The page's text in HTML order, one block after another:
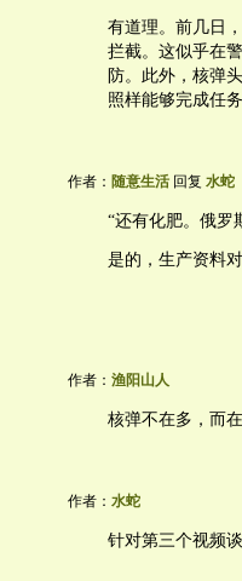
有道理。前几日
拦截。这似乎在
防。此外，核弹
照样能够完成任务
作者： 随意生活 回复 水蛇
“还有化肥。俄罗
是的，生产资料
作者： 渔阳山人
核弹不在多，而
作者： 水蛇
针对第三个视频